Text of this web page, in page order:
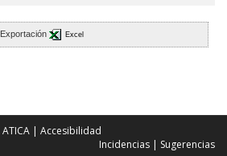
Exportación Excel
ATICA | Accesibilidad
Incidencias | Sugerencias